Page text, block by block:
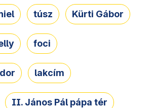
túsz Kürti Gábor
foci
lakcím
II. János Pál pápa tér